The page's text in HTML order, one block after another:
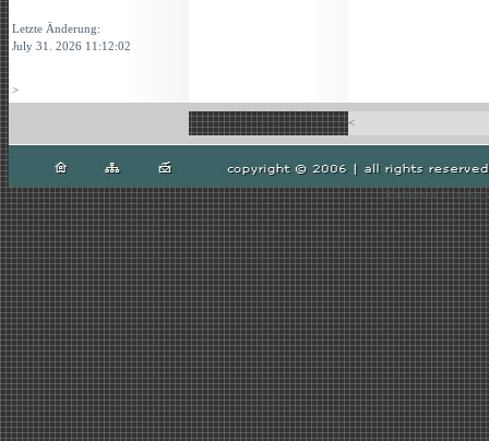
Letzte Änderung:
July 31. 2026 11:12:02
>
<
Radreisen